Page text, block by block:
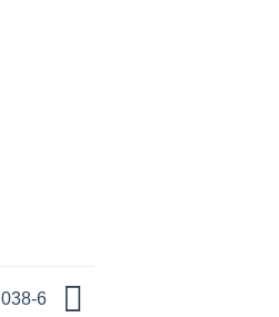
038-6